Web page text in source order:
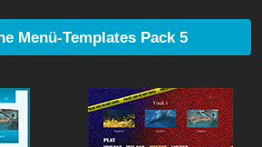
Menü-Templates Pack 5